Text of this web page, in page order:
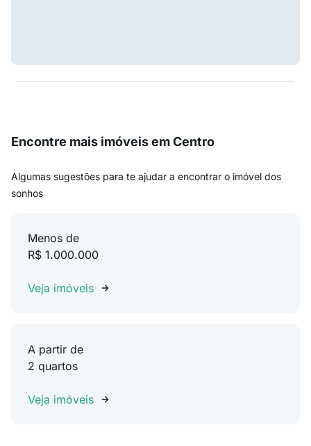
Encontre mais imóveis em Centro
Algumas sugestões para te ajudar a encontrar o imóvel dos
sonhos
Menos de
R$ 1.000.000
Veja imóveis
A partir de
2 quartos
Veja imóveis